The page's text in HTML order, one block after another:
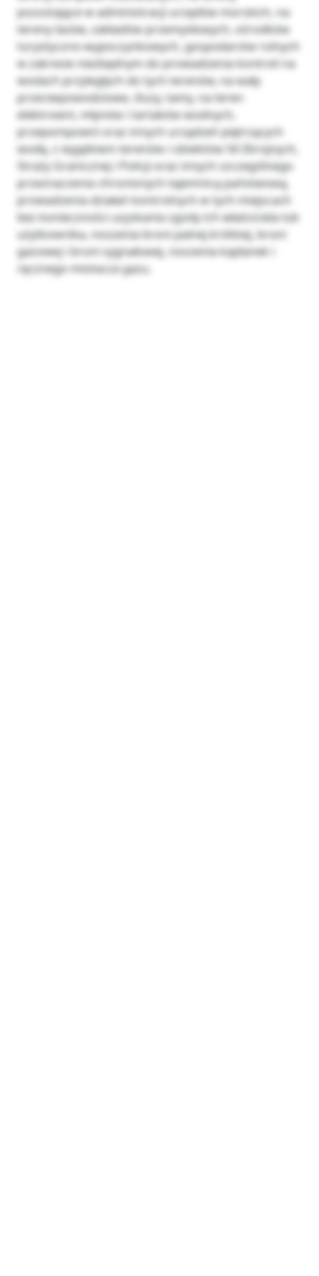
pozostające w administracji urzędów morskich, na
tereny lasów, zakładów przemysłowych, ośrodków
turystyczno-wypoczynkowych, gospodarstw rolnych
w zakresie niezbędnym do prowadzenia kontroli na
wodach przyległych do tych terenów, na wały
przeciwpowodziowe, śluzy, tamy, na teren
elektrowni, młynów i tartaków wodnych,
przepompowni oraz innych urządzeń piętrzących
wodę, z wyjątkiem terenów i obiektów Sił Zbrojnych,
Straży Granicznej i Policji oraz innych szczególnego
przeznaczenia chronionych tajemnicą państwową,
prowadzenia działań kontrolnych w tych miejscach
bez konieczności uzyskania zgody ich właściciela lub
użytkownika, noszenia broni palnej krótkiej, broni
gazowej i broni sygnałowej, noszenia kajdanek i
ręcznego miotacza gazu.